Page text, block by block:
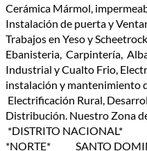
Cerámica Mármol,
Instalación de puerta y
Trabajos en Yeso y
Ebanisteria, Carpintería,
Industrial y Cualto Frio,
instalación y mantenimiento
Electrificación Rural,
Distribución. Nuestro
*DISTRITO
*NORTE* SANTO